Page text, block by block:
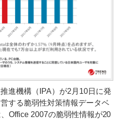
進機構（IPA）が2月10日に発
する脆弱性対策情報データベ
Office 2007の脆弱性情報が20